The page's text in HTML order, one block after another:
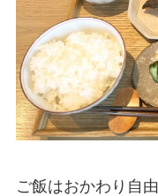
ご飯はおかわり自